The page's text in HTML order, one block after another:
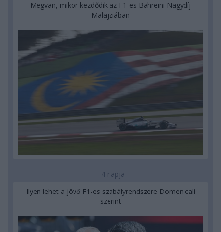
Megvan, mikor kezdődik az F1-es Bahreini Nagydíj
Malajziában
4 napja
Ilyen lehet a jövő F1-es szabályrendszere Domenicali
szerint